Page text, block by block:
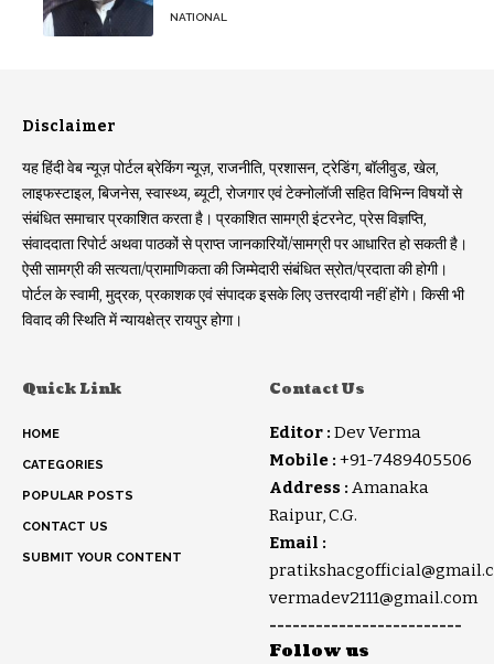
NATIONAL
Disclaimer
यह हिंदी वेब न्यूज़ पोर्टल ब्रेकिंग न्यूज़, राजनीति, प्रशासन, ट्रेडिंग, बॉलीवुड, खेल,
लाइफस्टाइल, बिजनेस, स्वास्थ्य, ब्यूटी, रोजगार एवं टेक्नोलॉजी सहित विभिन्न विषयों से
संबंधित समाचार प्रकाशित करता है। प्रकाशित सामग्री इंटरनेट, प्रेस विज्ञप्ति,
संवाददाता रिपोर्ट अथवा पाठकों से प्राप्त जानकारियों/सामग्री पर आधारित हो सकती है।
ऐसी सामग्री की सत्यता/प्रामाणिकता की जिम्मेदारी संबंधित स्रोत/प्रदाता की होगी।
पोर्टल के स्वामी, मुद्रक, प्रकाशक एवं संपादक इसके लिए उत्तरदायी नहीं होंगे। किसी भी
विवाद की स्थिति में न्यायक्षेत्र रायपुर होगा।
Quick Link
HOME
CATEGORIES
POPULAR POSTS
CONTACT US
SUBMIT YOUR CONTENT
Contact Us
Editor : Dev Verma
Mobile : +91-7489405506
Address : Amanaka
Raipur, C.G.
Email :
vermadev2111@gmail.com
-------------------------
Follow us